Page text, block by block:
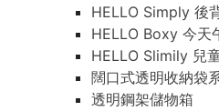
HELLO Simply 後
HELLO Boxy 今天
HELLO Slimily 兒
闊口式透明收納袋
透明鋼架儲物箱